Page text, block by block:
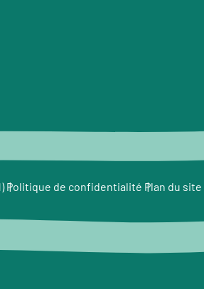
Politique de confidentialité Plan du site